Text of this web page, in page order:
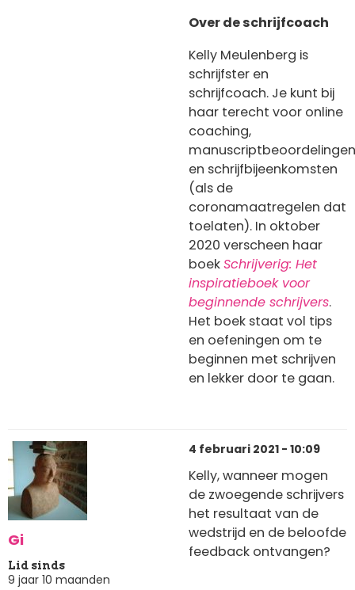
Over de schrijfcoach
Kelly Meulenberg is
schrijfster en
schrijfcoach. Je kunt bij
haar terecht voor online
coaching,
manuscriptbeoordelingen
en schrijfbijeenkomsten
(als de
coronamaatregelen dat
toelaten). In oktober
2020 verscheen haar
boekSchrijverig: Het
inspiratieboek voor
beginnende schrijvers.
Het boek staat vol tips
en oefeningen om te
beginnen met schrijven
en lekker door te gaan.
Gi
Lid sinds
9 jaar 10 maanden
4 februari 2021 - 10:09
Kelly, wanneer mogen
de zwoegende schrijvers
het resultaat van de
wedstrijd en de beloofde
feedback ontvangen?